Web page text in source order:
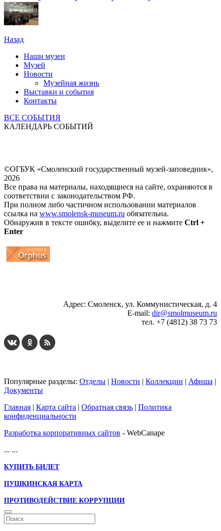
Назад
Наши музеи
Музей
Новости
Музейная жизнь
Выставки и события
Контакты
ВСЕ СОБЫТИЯ
КАЛЕНДАРЬ СОБЫТИЙ
©ОГБУК «Смоленский государственный музей-заповедник»,
2026
Все права на материалы, находящиеся на сайте, охраняются в
соответствии с законодательством РФ.
При полном либо частичном использовании материалов
ссылка на www.smolensk-museum.ru обязательна.
Обнаружив в тексте ошибку, выделите ее и нажмите Ctrl +
Enter
Адрес: Смоленск, ул. Коммунистическая, д. 4
E-mail: dir@smolmuseum.ru
тел. +7 (4812) 38 73 73
Популярные разделы: Отделы | Новости | Коллекции | Афиша |
Документы
Главная | Карта сайта | Обратная связь | Политика
конфиденциальности
Разработка корпоративных сайтов - WebCanape
... ...
КУПИТЬ БИЛЕТ
ПУШКИНСКАЯ КАРТА
ПРОТИВОДЕЙСТВИЕ КОРРУПЦИИ